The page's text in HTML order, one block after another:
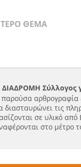
ΘΕΜΑ
ΔΙΑΔΡΟΜΗ Σύλλογος
αρθρογραφία
διασταυρώνει τις
σε υλικό από
στο μέτρο